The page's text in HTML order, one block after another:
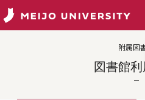
附属図
図書館